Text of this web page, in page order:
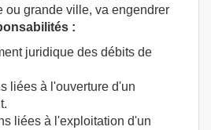
ou grande ville, va engendrer
:
juridique des débits de
liées à l'ouverture d'un
liées à l'exploitation d'un